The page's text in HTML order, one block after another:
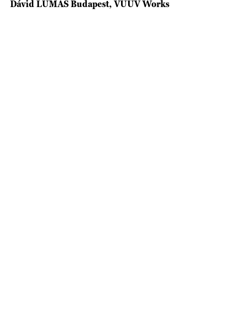
Dávid LUMAS Budapest, VUUV Works